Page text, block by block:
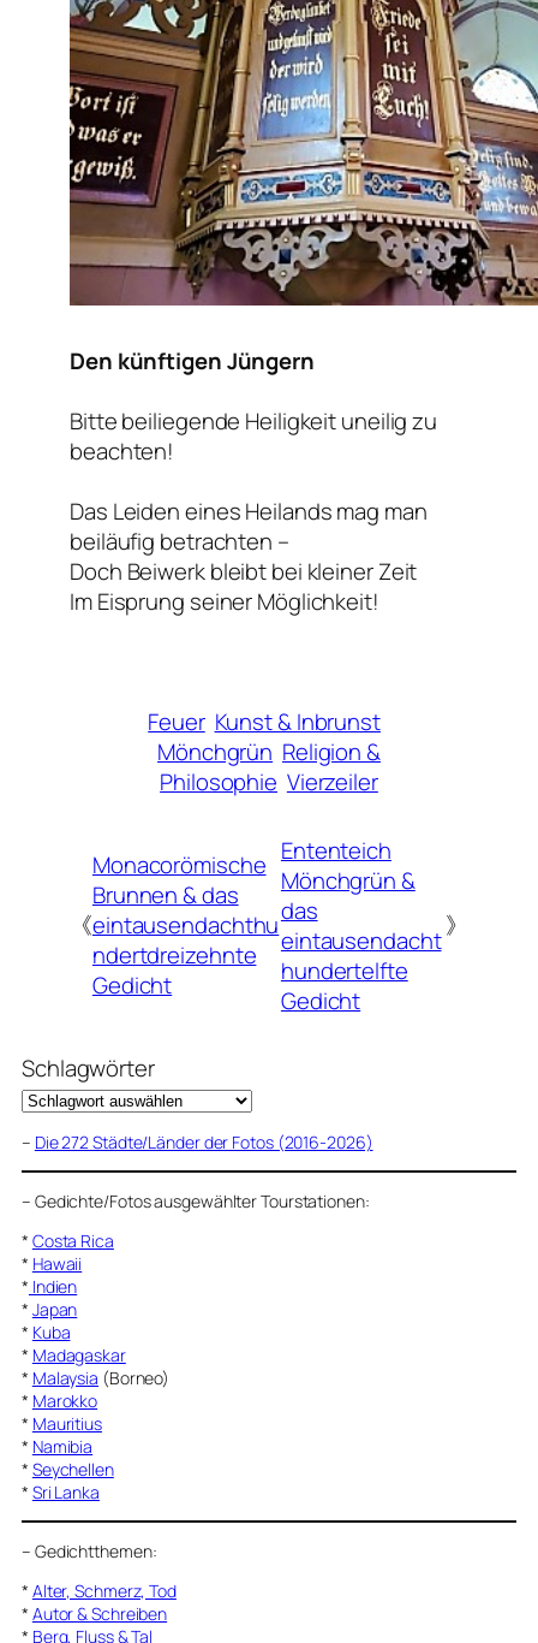
Den künftigen Jüngern
Bitte beiliegende Heiligkeit uneilig zu
beachten!
Das Leiden eines Heilands mag man
beiläufig betrachten –
Doch Beiwerk bleibt bei kleiner Zeit
Im Eisprung seiner Möglichkeit!
Feuer Kunst & Inbrunst
Mönchgrün Religion &
Philosophie Vierzeiler
《
Monacorömische
Brunnen & das
eintausendachthu
ndertdreizehnte
Gedicht
Ententeich
Mönchgrün &
das
eintausendacht
hundertelfte
Gedicht
》
Schlagwörter
– Die 272 Städte/Länder der Fotos (2016-2026)
– Gedichte/Fotos ausgewählter Tourstationen:
* Costa Rica
* Hawaii
* Indien
* Japan
* Kuba
* Madagaskar
* Malaysia (Borneo)
* Marokko
* Mauritius
* Namibia
* Seychellen
* Sri Lanka
– Gedichtthemen:
* Alter, Schmerz, Tod
* Autor & Schreiben
* Berg, Fluss & Tal